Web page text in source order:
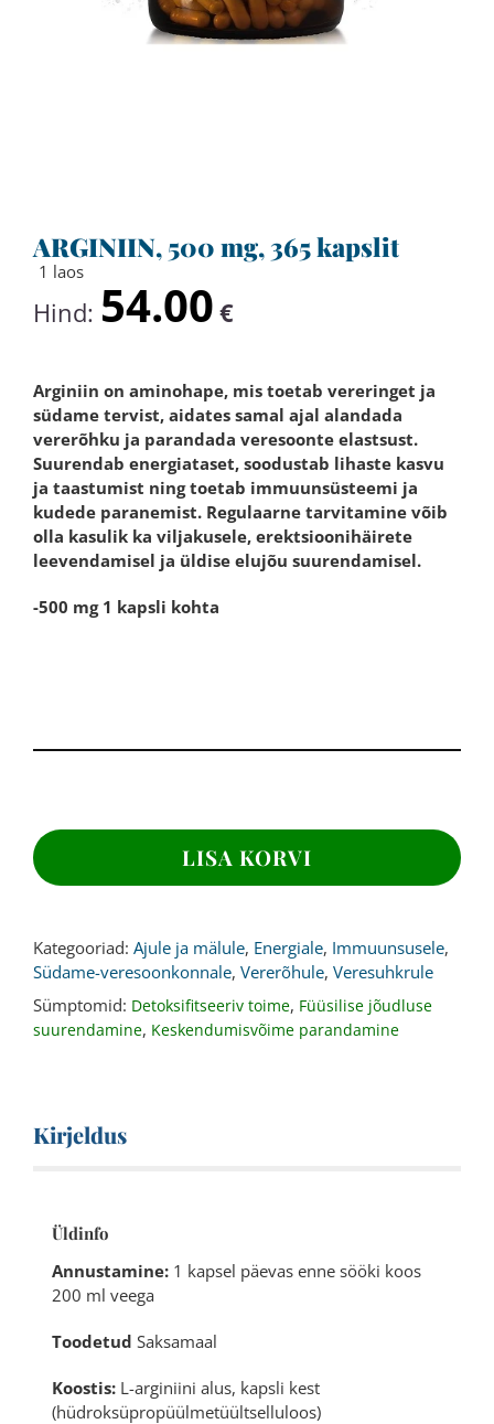
ARGINIIN, 500 mg, 365 kapslit
1 laos
Hind: 54.00 €
Arginiin on aminohape, mis toetab vereringet ja
südame tervist, aidates samal ajal alandada
vererõhku ja parandada veresoonte elastsust.
Suurendab energiataset, soodustab lihaste kasvu
ja taastumist ning toetab immuunsüsteemi ja
kudede paranemist. Regulaarne tarvitamine võib
olla kasulik ka viljakusele, erektsioonihäirete
leevendamisel ja üldise elujõu suurendamisel.
-500 mg 1 kapsli kohta
365
LISA KORVI
Kategooriad: Ajule ja mälule, Energiale, Immuunsusele,
Südame-veresoonkonnale, Vererõhule, Veresuhkrule
Sümptomid: Detoksifitseeriv toime, Füüsilise jõudluse
suurendamine, Keskendumisvõime parandamine
Kirjeldus
Üldinfo
Annustamine:1 kapsel päevas enne sööki koos
200 ml veega
Toodetud Saksamaal
Koostis:L-arginiini alus, kapsli kest
(hüdroksüpropüülmetüültselluloos)